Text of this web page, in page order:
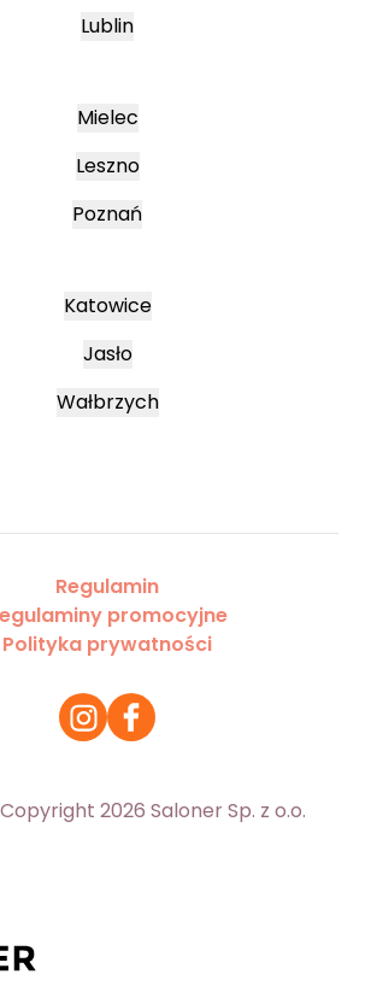
Lublin
Mielec
Leszno
Poznań
Katowice
Jasło
Wałbrzych
Regulamin
promocyjne
Polityka prywatności
Copyright 2026 Saloner Sp. z o.o.